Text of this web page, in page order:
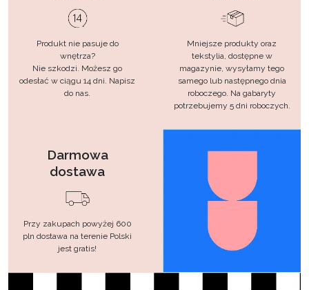
Produkt nie pasuje do
wnętrza?
Nie szkodzi. Możesz go
odesłać w ciągu 14 dni. Napisz
do nas.
Mniejsze produkty oraz
tekstylia, dostępne w
magazynie, wysyłamy tego
samego lub następnego dnia
roboczego. Na gabaryty
potrzebujemy 5 dni roboczych.
Darmowa
dostawa
Przy zakupach powyżej 600
pln dostawa na terenie Polski
jest gratis!